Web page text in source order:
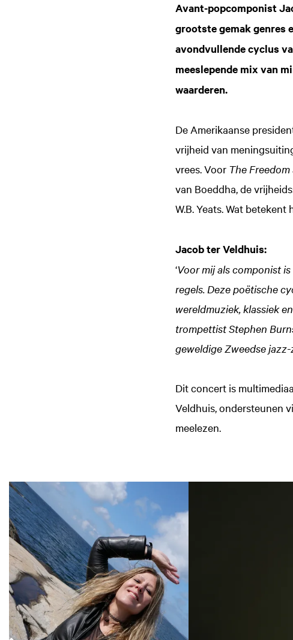
Avant-popcomponist
grootste gemak genres
avondvullende cyclus
meeslepende mix van
waarderen.
De Amerikaanse
vrijheid van
vrees. Voor The Freedom
van Boeddha, de
W.B. Yeats. Wat
Jacob ter Veldhuis:
‘Voor mij als componist
regels. Deze poëtische
wereldmuziek, klassiek
trompettist Stephen
geweldige Zweedse
Dit concert is
Veldhuis, ondersteunen
meelezen.
Overslaan
Inzoomen